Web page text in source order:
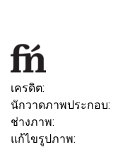
เครดิต:
นักวาดภาพประกอบ:
ช่างภาพ:
แก้ไขรูปภาพ: